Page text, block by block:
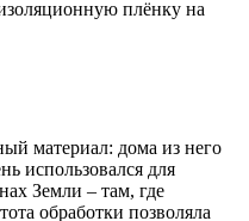
плёнку на
материал: дома из него
использовался для
Земли – там, где
обработки позволяла